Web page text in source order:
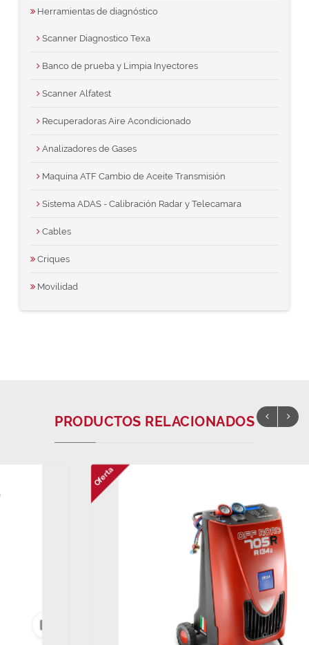
Herramientas de diagnóstico
Scanner Diagnostico Texa
Banco de prueba y Limpia Inyectores
Scanner Alfatest
Recuperadoras Aire Acondicionado
Analizadores de Gases
Maquina ATF Cambio de Aceite Transmisión
Sistema ADAS - Calibración Radar y Telecamara
Cables
Criques
Movilidad
PRODUCTOS RELACIONADOS